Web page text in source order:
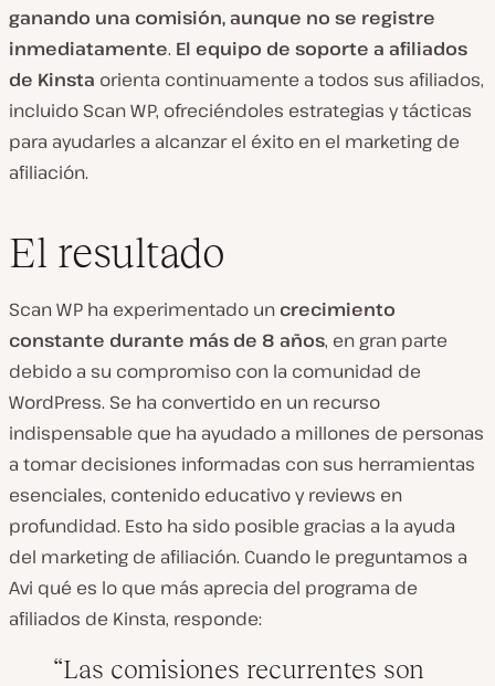
ganando una comisión, aunque no se registre
inmediatamente. El equipo de soporte a afiliados
de Kinsta orienta continuamente a todos sus afiliados,
incluido Scan WP, ofreciéndoles estrategias y tácticas
para ayudarles a alcanzar el éxito en el marketing de
afiliación.
El resultado
Scan WP ha experimentado un crecimiento
constante durante más de 8 años, en gran parte
debido a su compromiso con la comunidad de
WordPress. Se ha convertido en un recurso
indispensable que ha ayudado a millones de personas
a tomar decisiones informadas con sus herramientas
esenciales, contenido educativo y reviews en
profundidad. Esto ha sido posible gracias a la ayuda
del marketing de afiliación. Cuando le preguntamos a
Avi qué es lo que más aprecia del programa de
afiliados de Kinsta, responde:
Las comisiones recurrentes son